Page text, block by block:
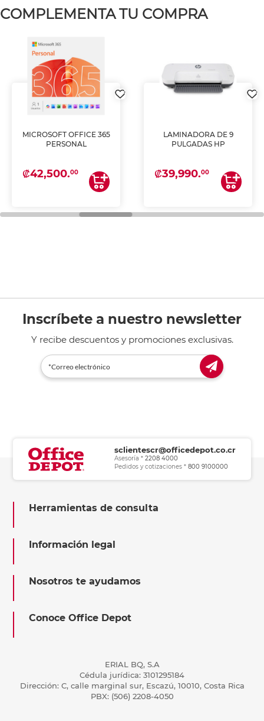
COMPLEMENTA TU COMPRA
MICROSOFT OFFICE 365
PERSONAL
₡42,500.00
LAMINADORA DE 9
PULGADAS HP
₡39,990.00
Inscríbete a nuestro newsletter
Y recibe descuentos y promociones exclusivas.
sclientescr@officedepot.co.cr
Asesoría *2208 4000
Pedidos y cotizaciones *800 9100000
Herramientas de consulta
Información legal
Nosotros te ayudamos
Conoce Office Depot
ERIAL BQ, S.A
Cédula jurídica: 3101295184
Dirección: C, calle marginal sur, Escazú, 10010, Costa Rica
PBX: (506) 2208-4050